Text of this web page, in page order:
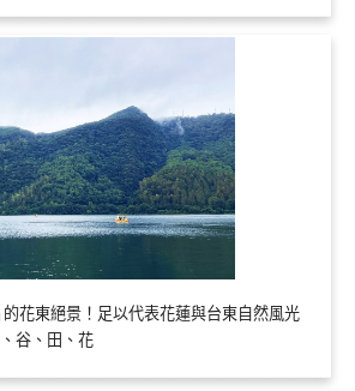
花東絕景！足以代表花蓮與台東自然風光
谷、田、花